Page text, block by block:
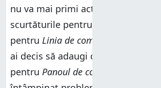
nu va mai primi actualizări majore.
scurtăturile pentru
pentru Linia de comandă
ai decis să adaugi o scurtătură
pentru Panoul de control